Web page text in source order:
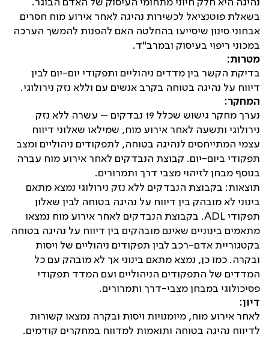
נהיגה היא חלק חיוני מתחומי העיסוק של האדם הבוגר.
בשאלת פוטנציאל לכשירות נהיגה לאחר אירוע מוח חסרים
אבחוני סינון שיסייעו בהחלטה האם להפנות להמשך הערכה
במכוני ריפוי בעיסוק ובמרב"ד.
מטרות:
בדיקת הקשר בין מדדים ניהוליים ותפקודי יום-יום לבין
דיווח על נהיגה בטוחה בקרב אנשים עם וללא נזק נירולוגי.
המחקר:
נערך מחקר גישוש שכלל 19 נבדקים – עשרה ללא נזק
נירולוגי ותשעה לאחר אירוע מוח, שמילאו שאלוני דיווח
עצמי המתייחסים לנהיגה בטוחה, לתפקודים ניהוליים ומצב
תפקודי ביום-יום. קבוצת הנבדקים לאחר אירוע מוח עברה
בנוסף מבחן לזיהוי מצבי דרך ותמרורים.
תוצאות: בקבוצת הנבדקים ללא נזק נירולוגי נמצא מתאם
בינוני לא מובהק בין דיווח על נהיגה בטוחה לבין שאלון
תפקודי ADL. בקבוצת הנבדקים לאחר אירוע מוח נמצאו
מתאמים בינוניים שאינם מובהקים בין דיווח על נהיגה בטוחה
בקטגוריית אדם-רכב לבין תפקודים ניהוליים של ויסות
ובקרה. כמו כן, נמצא מתאם בינוני אך לא מובהק עם כל
המדדים של התפקודים הניהוליים ועם המדד תפקודי
פסיכולוגי במבחן מצבי-דרך ותמרורים.
דיון:
לאחר אירוע מוח, מיומנויות ויסות ובקרה נמצאו קשורות
לדיווח נהיגה בטוחה ותואמות למדווח במחקרים קודמים.